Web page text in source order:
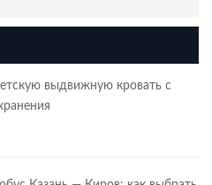
выдвижную кровать с